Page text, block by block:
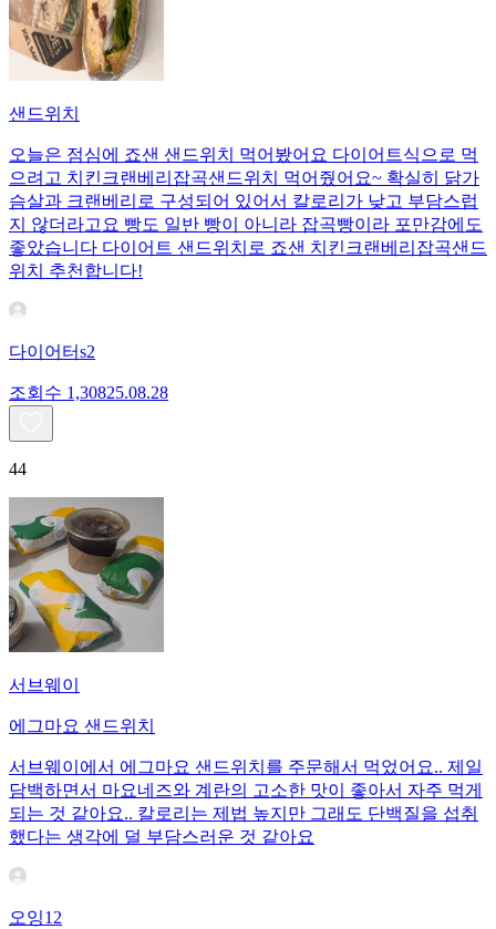
샌드위치
오늘은 점심에 죠샌 샌드위치 먹어봤어요 다이어트식으로 먹
으려고 치킨크랜베리잡곡샌드위치 먹어줬어요~ 확실히 닭가
슴살과 크랜베리로 구성되어 있어서 칼로리가 낮고 부담스럽
지 않더라고요 빵도 일반 빵이 아니라 잡곡빵이라 포만감에도
좋았습니다 다이어트 샌드위치로 죠샌 치킨크랜베리잡곡샌드
위치 추천합니다!
다이어터s2
조회수 1,30825.08.28
44
서브웨이
에그마요 샌드위치
서브웨이에서 에그마요 샌드위치를 주문해서 먹었어요.. 제일
담백하면서 마요네즈와 계란의 고소한 맛이 좋아서 자주 먹게
되는 것 같아요.. 칼로리는 제법 높지만 그래도 단백질을 섭취
했다는 생각에 덜 부담스러운 것 같아요
오잉12